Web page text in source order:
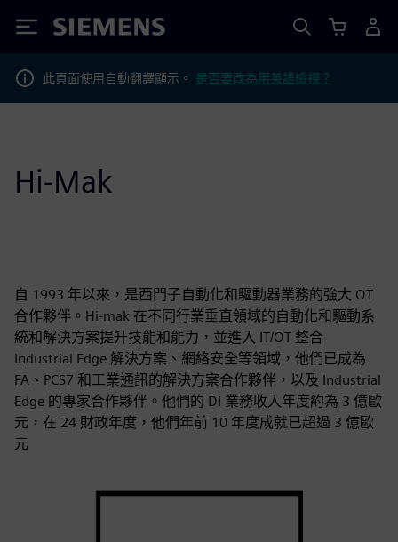
Siemens
此頁面使用自動翻譯顯示。 是否要改為用英語檢視？
Hi-Mak
自 1993 年以來，是西門子自動化和驅動器業務的強大 OT
合作夥伴。Hi-mak 在不同行業垂直領域的自動化和驅動系
統和解決方案提升技能和能力，並進入 IT/OT 整合
Industrial Edge 解決方案、網絡安全等領域，他們已成為
FA、PCS7 和工業通訊的解決方案合作夥伴，以及 Industrial
Edge 的專家合作夥伴。他們的 DI 業務收入年度約為 3 億歐
元，在 24 財政年度，他們年前 10 年度成就已超過 3 億歐
元